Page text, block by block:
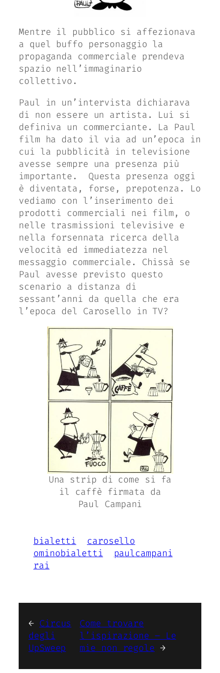
Mentre il pubblico si affezionava
a quel buffo personaggio la
propaganda commerciale prendeva
spazio nell’immaginario
collettivo.
Paul in un’intervista dichiarava
di non essere un artista. Lui si
definiva un commerciante. La Paul
film ha dato il via ad un’epoca in
cui la pubblicità in televisione
avesse sempre una presenza più
importante.
Questa presenza oggi
è diventata, forse, prepotenza. Lo
vediamo con l’inserimento dei
prodotti commerciali nei film, o
nelle trasmissioni televisive e
nella forsennata ricerca della
velocità ed immediatezza nel
messaggio commerciale. Chissà se
Paul avesse previsto questo
scenario a distanza di
sessant’anni da quella che era
l’epoca del Carosello in TV?
Una strip di come si fa
il caffè firmata da
Paul Campani
bialetti
carosello
ominobialetti
paulcampani
rai
← Circus
degli
UpSweep
Come trovare
l’ispirazione – Le
mie non regole →